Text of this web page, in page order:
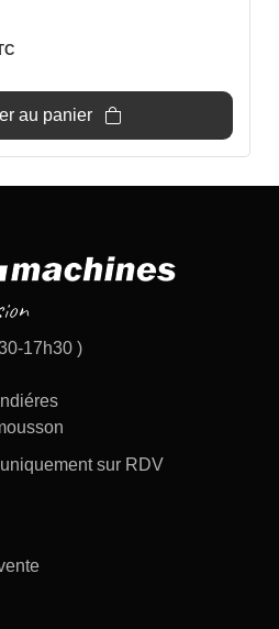
: au panier
17h30 )
sur RDV